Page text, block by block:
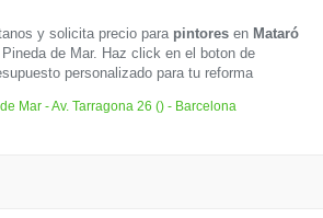
y solicita precio para pintores en Mataró
de Mar. Haz click en el boton de
personalizado para tu reforma
Mar - Av. Tarragona 26 () - Barcelona